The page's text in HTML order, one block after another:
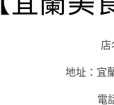
地址：宜
電